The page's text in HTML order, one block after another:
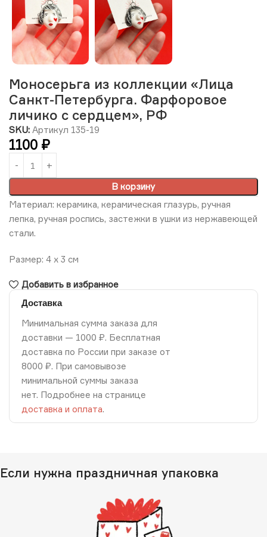
Моносерьга из коллекции «Лица
Санкт-Петербурга. Фарфоровое
личико с сердцем», РФ
SKU: Артикул 135-19
1100 ₽
В корзину
Материал: керамика, керамическая глазурь, ручная
лепка, ручная роспись, застежки в ушки из нержавеющей
стали.
Размер: 4 х 3 см
Добавить в избранное
Доставка
Минимальная сумма заказа для
доставки — 1000 ₽. Бесплатная
доставка по России при заказе от
8000 ₽. При самовывозе
минимальной суммы заказа
нет. Подробнее на странице
доставка и оплата.
Если нужна праздничная упаковка